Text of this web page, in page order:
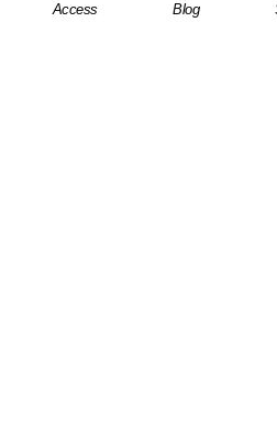
Access Blog